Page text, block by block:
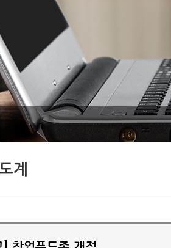
주요사업
조직도
연혁
역대 신문방송사인
위치 및 전화번호
계